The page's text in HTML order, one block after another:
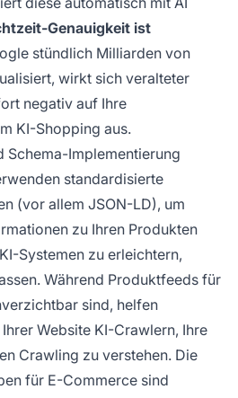
Genauigkeit ist
stündlich Milliarden von
wirkt sich veralteter
negativ auf Ihre
KI-Shopping aus.
Schema-Implementierung
standardisierte
(vor allem JSON-LD), um
zu Ihren Produkten
Systemen zu erleichtern,
Während Produktfeeds für
sind, helfen
Website KI-Crawlern, Ihre
Crawling zu verstehen. Die
für E-Commerce sind